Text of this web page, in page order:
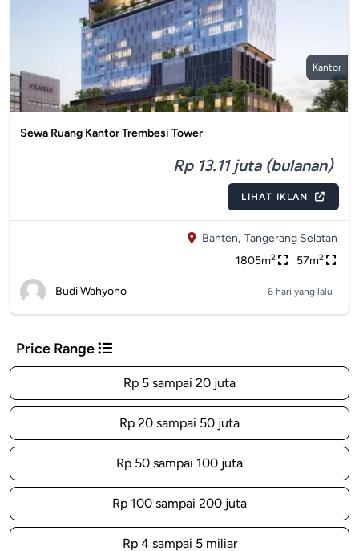
Kantor
Sewa Ruang Kantor Trembesi Tower
Rp 13.11 juta (bulanan)
LIHAT IKLAN
Banten, Tangerang Selatan
1805m2 57m2
Budi Wahyono 6 hari yang lalu
Price Range
Rp 5 sampai 20 juta
Rp 20 sampai 50 juta
Rp 50 sampai 100 juta
Rp 100 sampai 200 juta
Rp 4 sampai 5 miliar